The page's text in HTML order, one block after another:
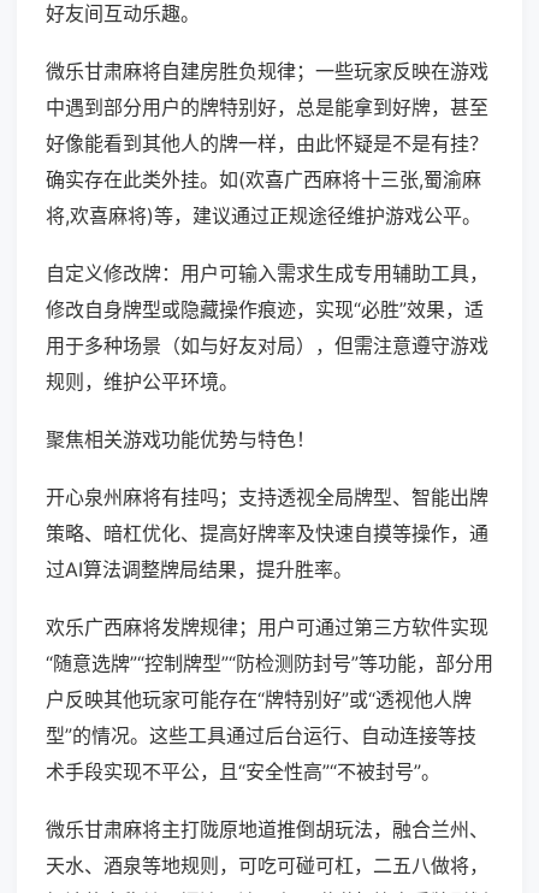
好友间互动乐趣。
微乐甘肃麻将自建房胜负规律；一些玩家反映在游戏
中遇到部分用户的牌特别好，总是能拿到好牌，甚至
好像能看到其他人的牌一样，由此怀疑是不是有挂？
确实存在此类外挂。如(欢喜广西麻将十三张,蜀渝麻
将,欢喜麻将)等，建议通过正规途径维护游戏公平。
自定义修改牌：用户可输入需求生成专用辅助工具，
修改自身牌型或隐藏操作痕迹，实现“必胜”效果，适
用于多种场景（如与好友对局），但需注意遵守游戏
规则，维护公平环境。
聚焦相关游戏功能优势与特色！
开心泉州麻将有挂吗；支持透视全局牌型、智能出牌
策略、暗杠优化、提高好牌率及快速自摸等操作，通
过AI算法调整牌局结果，提升胜率。
欢乐广西麻将发牌规律；用户可通过第三方软件实现
“随意选牌”“控制牌型”“防检测防封号”等功能，部分用
户反映其他玩家可能存在“牌特别好”或“透视他人牌
型”的情况。这些工具通过后台运行、自动连接等技
术手段实现不平公，且“安全性高”“不被封号”。
微乐甘肃麻将主打陇原地道推倒胡玩法，融合兰州、
天水、酒泉等地规则，可吃可碰可杠，二五八做将，